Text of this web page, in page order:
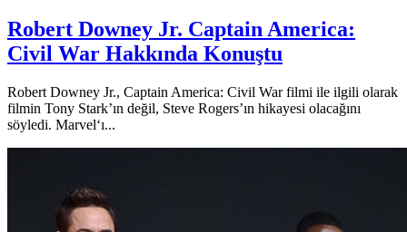
Robert Downey Jr. Captain America:
Civil War Hakkında Konuştu
Robert Downey Jr., Captain America: Civil War filmi ile ilgili olarak
filmin Tony Stark’ın değil, Steve Rogers’ın hikayesi olacağını
söyledi. Marvel‘ı...